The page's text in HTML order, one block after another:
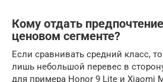
Кому отдать
ценовом сегменте?
Если сравнивать средний класс,
лишь небольшой перевес в
для примера Honor 9 Lite и Xiaomi